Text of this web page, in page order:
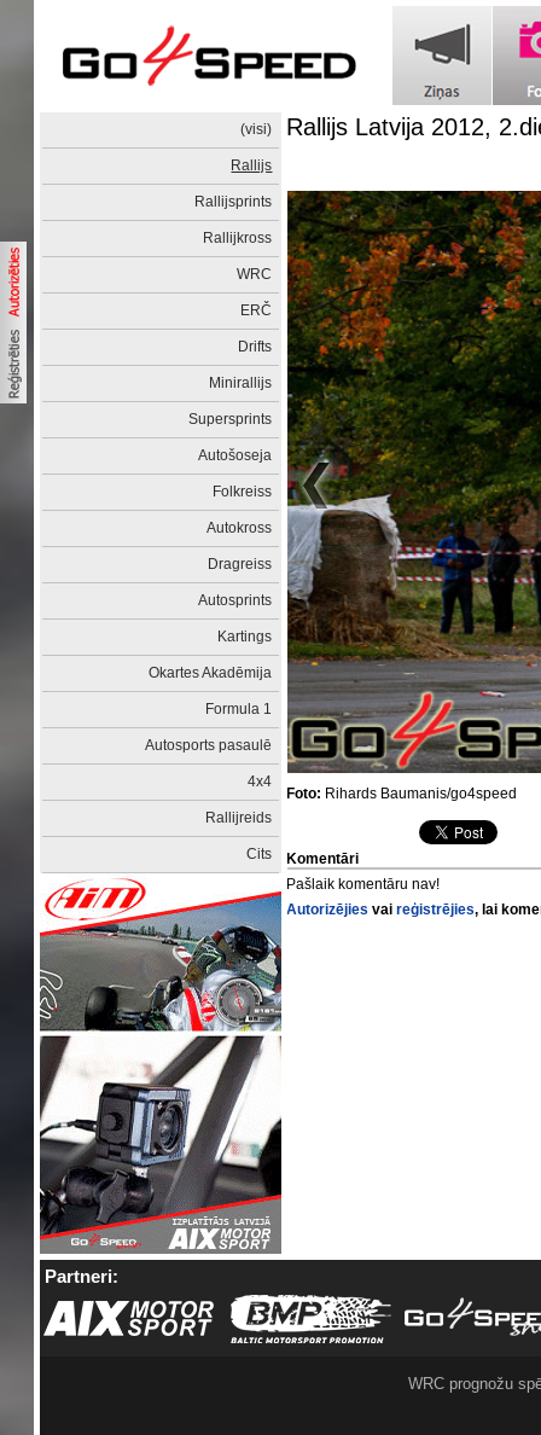
(visi)
Rallijs
Rallijsprints
Rallijkross
WRC
ERČ
Drifts
Minirallijs
Supersprints
Autošoseja
Folkreiss
Autokross
Dragreiss
Autosprints
Kartings
Okartes Akadēmija
Formula 1
Autosports pasaulē
4x4
Rallijreids
Cits
Rallijs Latvija 2012,
Foto: Rihards Baumanis/go4speed
Komentāri
Pašlaik komentāru nav!
Autorizējies vaireģistrējies, lai
Partneri:
WRC prognožu